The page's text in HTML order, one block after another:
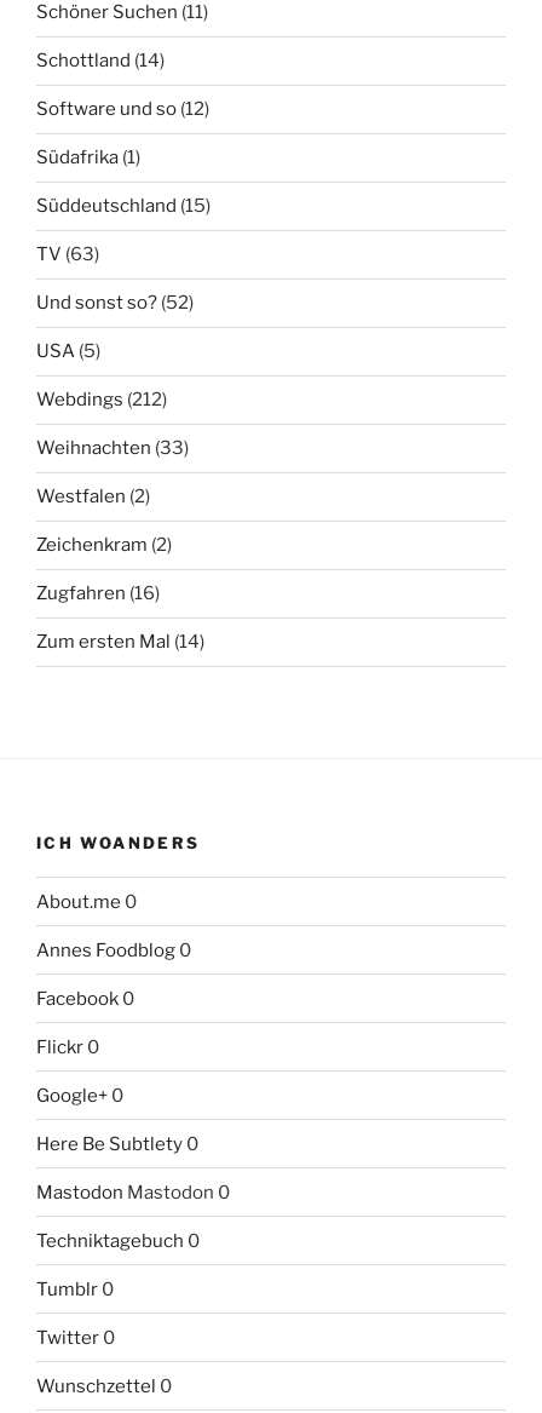
Schöner Suchen (11)
Schottland (14)
Software und so (12)
Südafrika (1)
Süddeutschland (15)
TV (63)
Und sonst so? (52)
USA (5)
Webdings (212)
Weihnachten (33)
Westfalen (2)
Zeichenkram (2)
Zugfahren (16)
Zum ersten Mal (14)
ICH WOANDERS
About.me 0
Annes Foodblog 0
Facebook 0
Flickr 0
Google+ 0
Here Be Subtlety 0
Mastodon Mastodon 0
Techniktagebuch 0
Tumblr 0
Twitter 0
Wunschzettel 0